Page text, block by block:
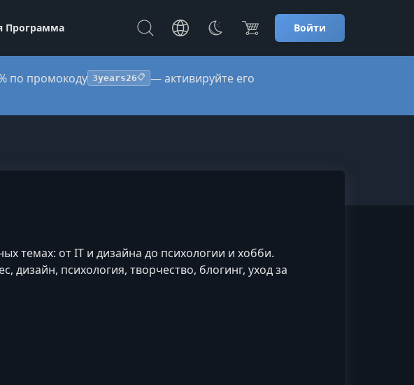
Программа Войти
по промокоду 3years26📋 — активируйте его
темах: от IT и дизайна до психологии и хобби.
дизайн, психология, творчество, блогинг, уход за